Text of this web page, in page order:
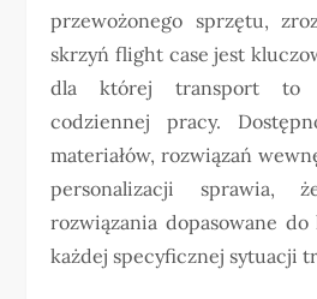
przewożonego sprzętu,
skrzyń flight case jest
dla której transport to
codziennej pracy.
materiałów, rozwiązań
personalizacji sprawia,
rozwiązania dopasowane
każdej specyficznej sytuacji